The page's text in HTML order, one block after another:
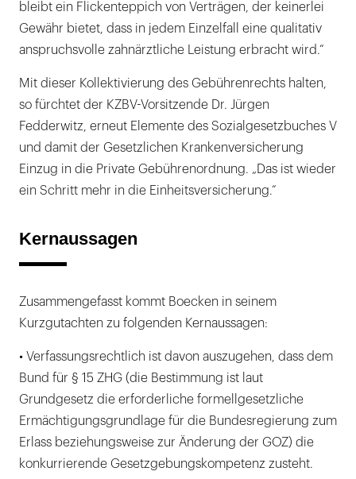
bleibt ein Flickenteppich von Verträgen, der keinerlei
Gewähr bietet, dass in jedem Einzelfall eine qualitativ
anspruchsvolle zahnärztliche Leistung erbracht wird.“
Mit dieser Kollektivierung des Gebührenrechts halten,
so fürchtet der KZBV-Vorsitzende Dr. Jürgen
Fedderwitz, erneut Elemente des Sozialgesetzbuches V
und damit der Gesetzlichen Krankenversicherung
Einzug in die Private Gebührenordnung. „Das ist wieder
ein Schritt mehr in die Einheitsversicherung.“
Kernaussagen
Zusammengefasst kommt Boecken in seinem
Kurzgutachten zu folgenden Kernaussagen:
• Verfassungsrechtlich ist davon auszugehen, dass dem
Bund für § 15 ZHG (die Bestimmung ist laut
Grundgesetz die erforderliche formellgesetzliche
Ermächtigungsgrundlage für die Bundesregierung zum
Erlass beziehungsweise zur Änderung der GOZ) die
konkurrierende Gesetzgebungskompetenz zusteht.